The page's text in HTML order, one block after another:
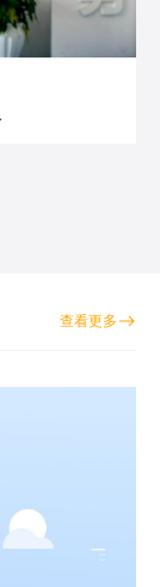
查看更多